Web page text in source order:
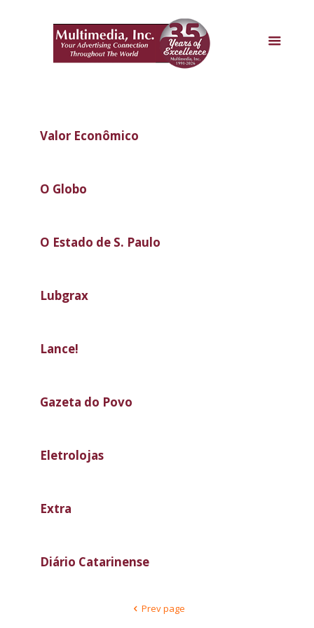
Valor Econômico
O Globo
O Estado de S. Paulo
Lubgrax
Lance!
Gazeta do Povo
Eletrolojas
Extra
Diário Catarinense
Prev page